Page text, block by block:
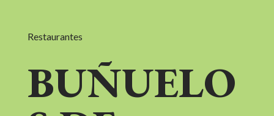
Restaurantes
BUÑUELO